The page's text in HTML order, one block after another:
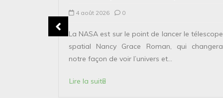
4 août 2026 0
La NASA est sur le point de lancer le télescope
spatial Nancy Grace Roman, qui changera
notre façon de voir l’univers et...
Lire la suite